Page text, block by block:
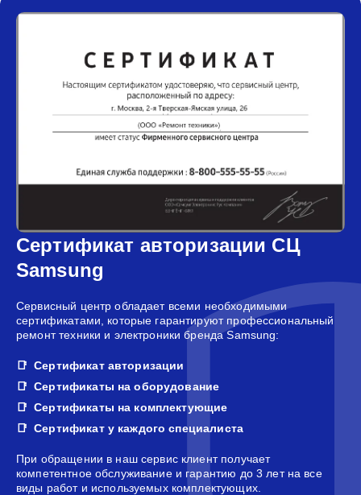
Сертификат авторизации СЦ
Samsung
Сервисный центр обладает всеми необходимыми
сертификатами, которые гарантируют профессиональный
ремонт техники и электроники бренда Samsung:
Сертификат авторизации
Сертификаты на оборудование
Сертификаты на комплектующие
Сертификат у каждого специалиста
При обращении в наш сервис клиент получает
компетентное обслуживание и гарантию до 3 лет на все
виды работ и используемых комплектующих.